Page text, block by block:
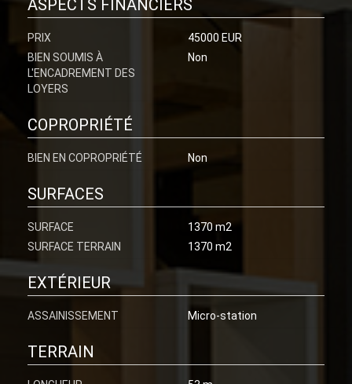
ASPECTS FINANCIERS
PRIX
45000 EUR
BIEN SOUMIS À
L'ENCADREMENT DES
LOYERS
Non
COPROPRIÉTÉ
BIEN EN COPROPRIÉTÉ Non
SURFACES
SURFACE
1370 m2
SURFACE TERRAIN
1370 m2
EXTÉRIEUR
ASSAINISSEMENT Micro-station
TERRAIN